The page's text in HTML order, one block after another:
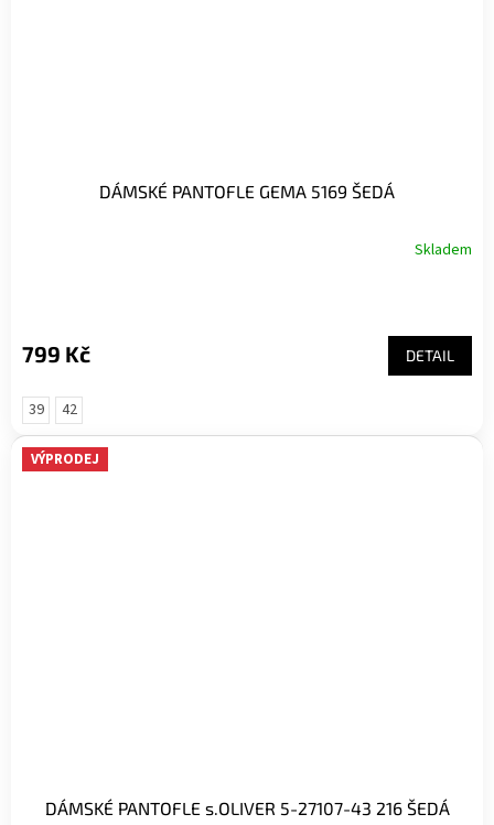
DÁMSKÉ PANTOFLE GEMA 5169 ŠEDÁ
Skladem
799 Kč DETAIL
39 42
VÝPRODEJ
DÁMSKÉ PANTOFLE s.OLIVER 5-27107-43 216 ŠEDÁ